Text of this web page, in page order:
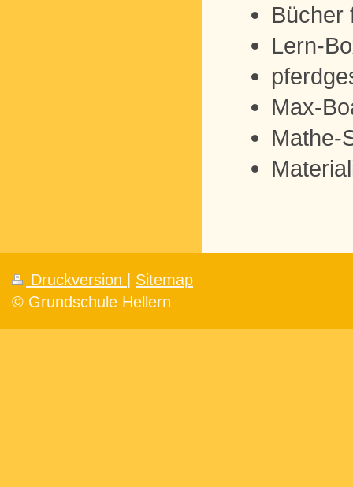
Bücher
Lern-
Max-
Mathe-
Druckversion | Sitemap
© Grundschule Hellern